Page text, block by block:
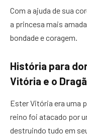
Com a ajuda de sua
a princesa mais
bondade e coragem.
História para
Vitória e o
Ester Vitória era uma
reino foi atacado por
destruindo tudo em